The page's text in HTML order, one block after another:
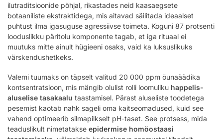
ilutraditsioonide põhjal, rikastades neid kaasaegsete
botaaniliste ekstraktidega, mis aitavad säilitada ideaalset
puhtust ilma igasuguse agressiivse toimeta. Koguni 87 protsenti
looduslikku päritolu komponente tagab, et iga rituaal ei
muutuks mitte ainult hügieeni osaks, vaid ka luksuslikuks
värskendushetkeks.
Valemi tuumaks on täpselt valitud 20 000 ppm õunaäädika
kontsentratsioon, mis mängib olulist rolli loomuliku happelis-
aluselise tasakaalu taastamisel. Pärast aluseliste toodetega
pesemist kaotab nahk sageli oma kaitseomadused, kuid see
vahend optimeerib silmapilkselt pH-taset. See protsess, mida
teaduslikult nimetatakse epidermise homöostaasi